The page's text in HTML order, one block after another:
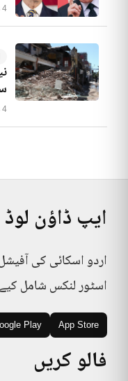
4 years پہلے
4 years پہلے
ایپ ڈاؤن
اردو اسکائی کی
اسٹور لنکس شامل
App Store
Play
فالو کریں